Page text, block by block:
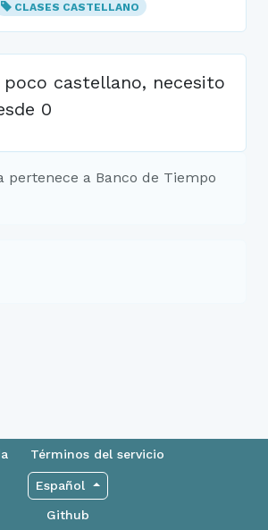
CLASES CASTELLANO
castellano, necesito
0
pertenece a Banco de Tiempo
Términos del servicio
Español
Github